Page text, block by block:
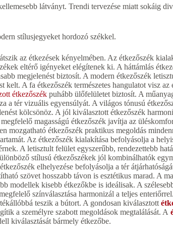
látványt. Trendi tervezése miatt sokáig
stílusjegyeket hordozó székkel.
az étkezések kényelmében. Az étkezőszék
eltérő igényeket elégítenek ki. A háttámlás
megjelenést biztosít. A modern étkezőszék
kelt. A fa étkezőszék természetes hangulatot visz
étkezőszék puhább ülőfelületet biztosít. A
a tér vizuális egyensúlyát. A világos tónusú
kölcsönöz. A jól kiválasztott étkezőszék
magasságú étkezőszék javítja az
mozgatható étkezőszék praktikus megoldás
Az étkezőszék kialakítása befolyásolja a
A letisztult felület egyszerűbb, rendezettebb
stílusú étkezőszékek jól kombinálhatók
elhelyezése befolyásolja a tér
szövet hosszabb távon is esztétikus marad. A
modellek kisebb étkezőkbe is ideálisak. A
színválasztása harmonizál a teljes
teszik a bútort. A gondosan kiválasztott
a személyre szabott megoldások megtalálását. A
kiválasztását bármely étkezőbe.